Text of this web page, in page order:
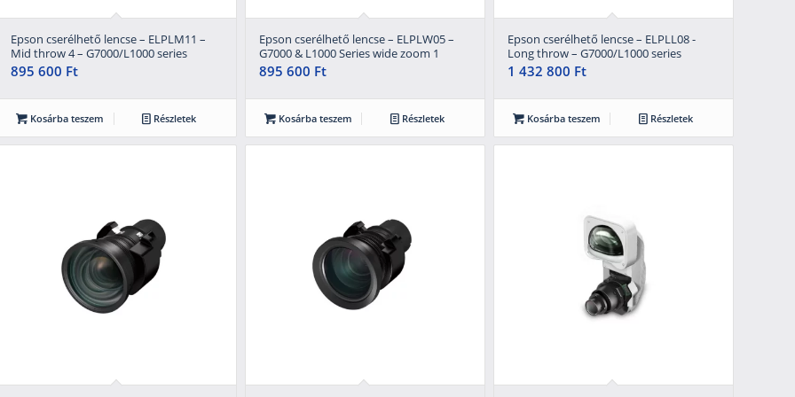
Epson cserélhető lencse – ELPLM11 –
Mid throw 4 – G7000/L1000 series
895 600 Ft
Kosárba teszem Részletek
Epson cserélhető lencse – ELPLW05 –
G7000 & L1000 Series wide zoom 1
895 600 Ft
Kosárba teszem Részletek
Epson cserélhető lencse – ELPLL08 -
Long throw – G7000/L1000 series
1 432 800 Ft
Kosárba teszem Részletek